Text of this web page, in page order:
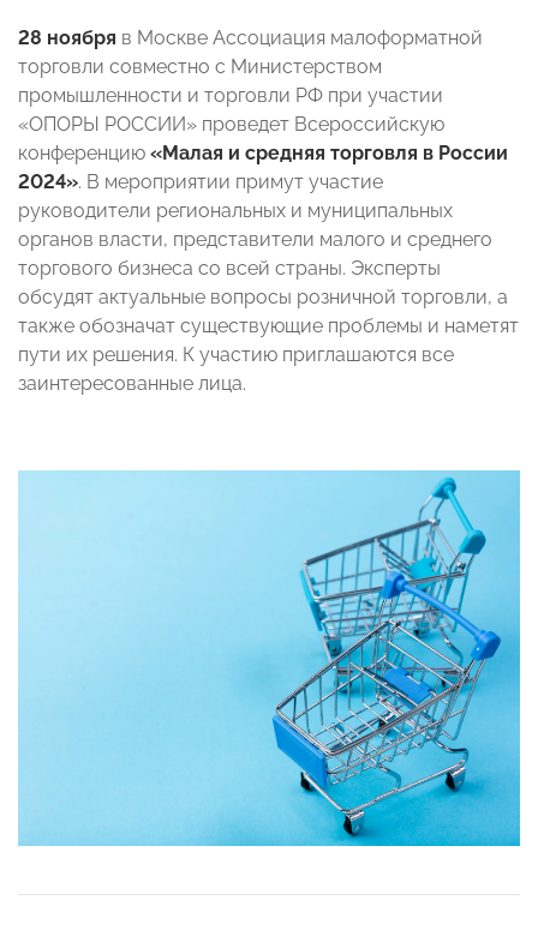
28 ноября в Москве Ассоциация малоформатной
торговли совместно с Министерством
промышленности и торговли РФ при участии
«ОПОРЫ РОССИИ» проведет Всероссийскую
конференцию «Малая и средняя торговля в России
2024». В мероприятии примут участие
руководители региональных и муниципальных
органов власти, представители малого и среднего
торгового бизнеса со всей страны. Эксперты
обсудят актуальные вопросы розничной торговли, а
также обозначат существующие проблемы и наметят
пути их решения. К участию приглашаются все
заинтересованные лица.